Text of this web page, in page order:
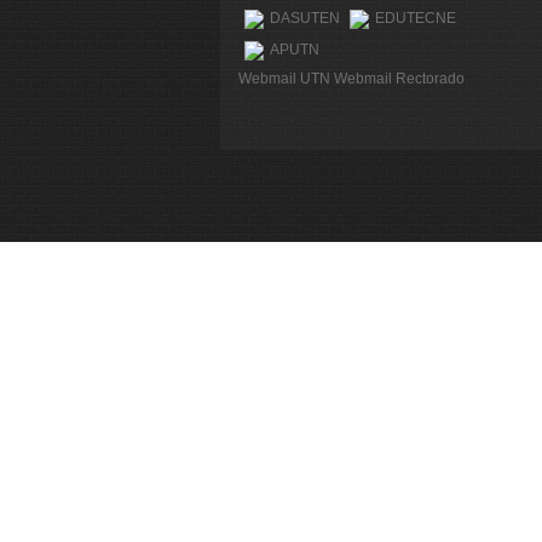
DASUTEN
EDUTECNE
APUTN
Webmail UTN Webmail Rectorado